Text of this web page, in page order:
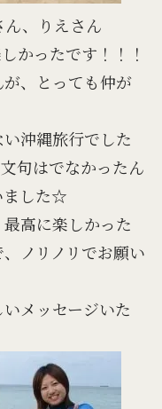
、りえさん
かったです！！！
、とっても仲が
沖縄旅行でした
句はでなかったん
ました☆
高に楽しかった
ノリノリでお願い
メッセージいた